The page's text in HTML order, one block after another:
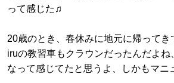
って感じた♫
20歳のとき、春休みに地元に帰って
iruの教習車もクラウンだったんだよ
なって感じてたと思うよ、しかもマニ